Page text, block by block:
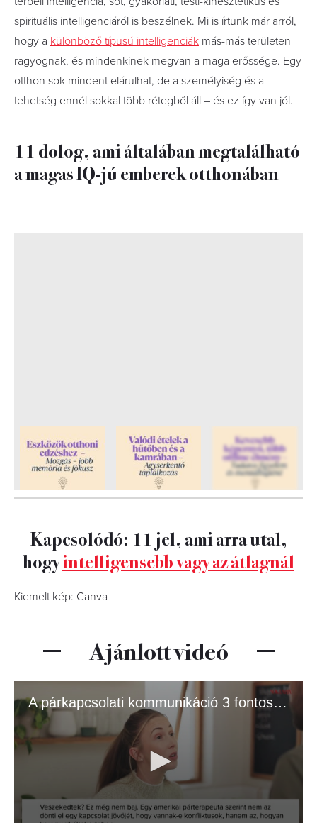
spirituális intelligenciáról is beszélnek. Mi is írtunk már arról,
hogy a különböző típusú intelligenciák más-más területen
ragyognak, és mindenkinek megvan a maga erőssége. Egy
otthon sok mindent elárulhat, de a személyiség és a
tehetség ennél sokkal több rétegből áll – és ez így van jól.
11 dolog, ami általában megtalálható
a magas IQ-jú emberek otthonában
Kapcsolódó: 11 jel, ami arra utal,
hogyintelligensebb vagy az átlagnál
Kiemelt kép: Canva
Ajánlott videó
A párkapcsolati kommunikáció 3 fontos szintje